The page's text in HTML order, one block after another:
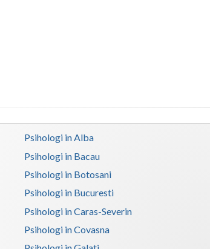
Psihologi in Alba
Psihologi in Bacau
Psihologi in Botosani
Psihologi in Bucuresti
Psihologi in Caras-Severin
Psihologi in Covasna